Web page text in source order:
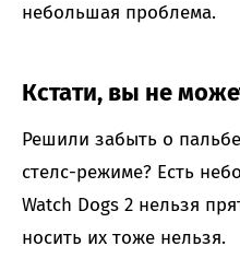
небольшая проблема.
Кстати, вы не
Решили забыть о
стелс-режиме? Есть
Watch Dogs 2 нельзя
носить их тоже нельзя.